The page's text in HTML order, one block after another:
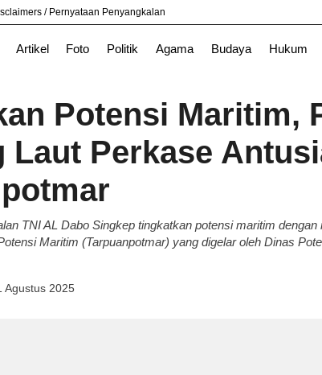
/ Pernyataan Penyangkalan
Artikel Foto Politik Agama Budaya Hukum
Nasional News TNI
Potensi Maritim,
Laut Perkase
TNI AL Dabo Singkep tingkatkan potensi maritim dengan
Maritim (Tarpuanpotmar) yang digelar oleh Dinas
Agustus 2025